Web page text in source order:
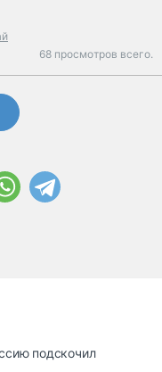
68 просмотров всего.
подскочил